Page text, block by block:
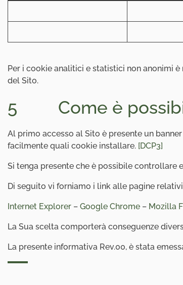
Per i cookie analitici e statistici non anonimi è
del Sito.
5 Come è
Al primo accesso al Sito è presente un
facilmente quali cookie installare. [DCP3]
Si tenga presente che è possibile
Di seguito vi forniamo i link alle pagine
Internet Explorer – Google Chrome – Mozilla
La Sua scelta comporterà conseguenze
La presente informativa Rev.00, è stata